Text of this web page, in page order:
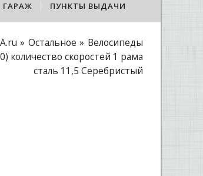
ГАРАЖ ПУНКТЫ ВЫДАЧИ
Остальное
Велосипеды
количество скоростей 1 рама
сталь 11,5 Серебристый